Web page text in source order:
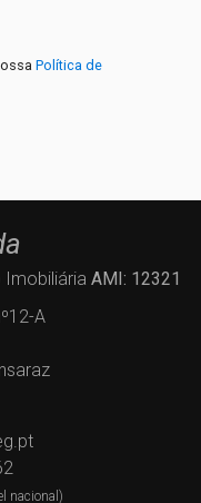
Política de
Imobiliária AMI: 12321
A
nacional)